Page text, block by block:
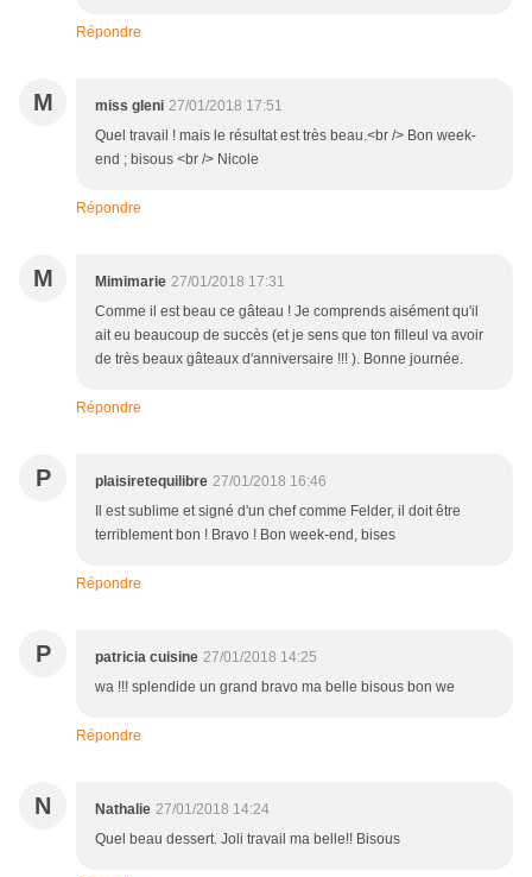
Répondre
M miss gleni 27/01/2018 17:51
Quel travail ! mais le résultat est très beau.<br /> Bon week-
end ; bisous <br /> Nicole
Répondre
M Mimimarie 27/01/2018 17:31
Comme il est beau ce gâteau ! Je comprends aisément qu'il
ait eu beaucoup de succès (et je sens que ton filleul va avoir
de très beaux gâteaux d'anniversaire !!! ). Bonne journée.
Répondre
P plaisiretequilibre 27/01/2018 16:46
Il est sublime et signé d'un chef comme Felder, il doit être
terriblement bon ! Bravo ! Bon week-end, bises
Répondre
P patricia cuisine 27/01/2018 14:25
wa !!! splendide un grand bravo ma belle bisous bon we
Répondre
N Nathalie 27/01/2018 14:24
Quel beau dessert. Joli travail ma belle!! Bisous